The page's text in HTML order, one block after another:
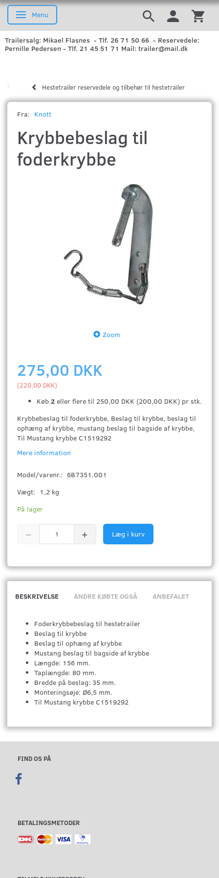
Skifte navigation
Menu
Trailersalg: Mikael Flasnes - Tlf. 26 71 50 66 - Reservedele:
Pernille Pedersen - Tlf. 21 45 51 71 Mail: trailer@mail.dk
Hestetrailer reservedele og tilbehør til hestetrailer
Fra: Knott
Krybbebeslag til
foderkrybbe
Zoom
275,00 DKK
(220,00 DKK)
Køb 2 eller flere til 250,00 DKK (200,00 DKK) pr stk.
Krybbebeslag til foderkrybbe, Beslag til krybbe, beslag til
ophæng af krybbe, mustang beslag til bagside af krybbe,
Til Mustang krybbe C1519292
Mere information
Model/varenr.: 6B7351.001
Vægt:
1,2 kg
På lager
Læg i kurv
BESKRIVELSE ANDRE KØBTE OGSÅ ANBEFALET
Foderkrybbebeslag til hestetrailer
Beslag til krybbe
Beslag til ophæng af krybbe
Mustang beslag til bagside af krybbe
Længde: 156 mm.
Taplængde: 80 mm.
Bredde på beslag: 35 mm.
Monteringsøje: Ø6,5 mm.
Til Mustang krybbe C1519292
FIND OS PÅ
BETALINGSMETODER